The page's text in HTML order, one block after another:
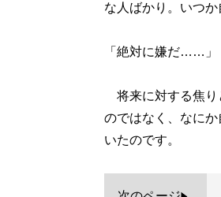
な人ばかり。いつか
「絶対に嫌だ……」
将来に対する焦り
のではなく、なに
いたのです。